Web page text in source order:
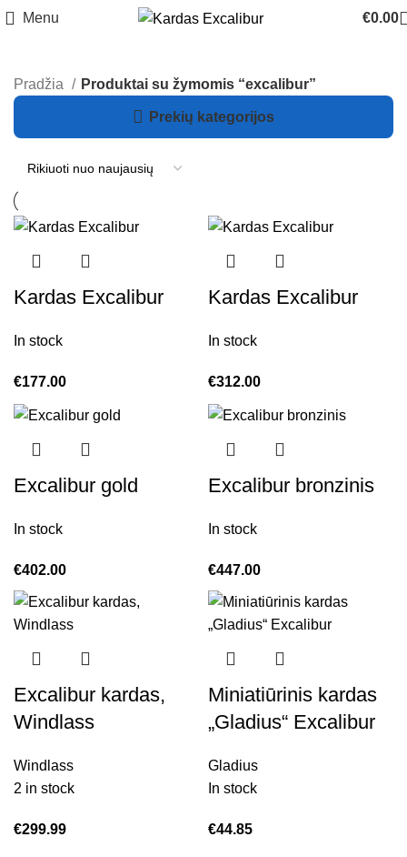
Menu €0.00
Pradžia Produktai su žymomis “excalibur”
Prekių kategorijos
Kardas Excalibur
In stock
€177.00
Kardas Excalibur
In stock
€312.00
Excalibur gold
In stock
€402.00
Excalibur bronzinis
In stock
€447.00
Excalibur kardas,
Windlass
Windlass
2 in stock
€299.99
Miniatiūrinis kardas
„Gladius“ Excalibur
Gladius
In stock
€44.85